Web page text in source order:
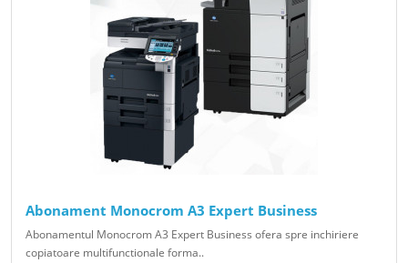
Abonament Monocrom A3 Expert Business
Abonamentul Monocrom A3 Expert Business ofera spre inchiriere
copiatoare multifunctionale forma..